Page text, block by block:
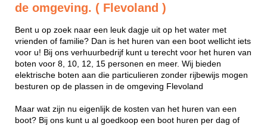
de omgeving. ( Flevoland )
Bent u op zoek naar een leuk dagje uit op het water met
vrienden of familie? Dan is het huren van een boot wellicht iets
voor u! Bij ons verhuurbedrijf kunt u terecht voor het huren van
boten voor 8, 10, 12, 15 personen en meer. Wij bieden
elektrische boten aan die particulieren zonder rijbewijs mogen
besturen op de plassen in de omgeving Flevoland
Maar wat zijn nu eigenlijk de kosten van het huren van een
boot? Bij ons kunt u al goedkoop een boot huren per dag of